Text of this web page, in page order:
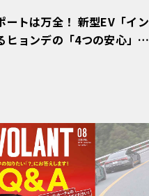
ートは万全！ 新型EV「イン
ョンデの「4つの安心」
つの疑問：Why? Hyunda